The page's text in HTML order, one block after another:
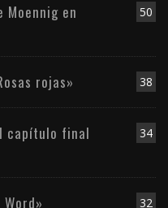
50
en
38
rojas»
34
capítulo final
32